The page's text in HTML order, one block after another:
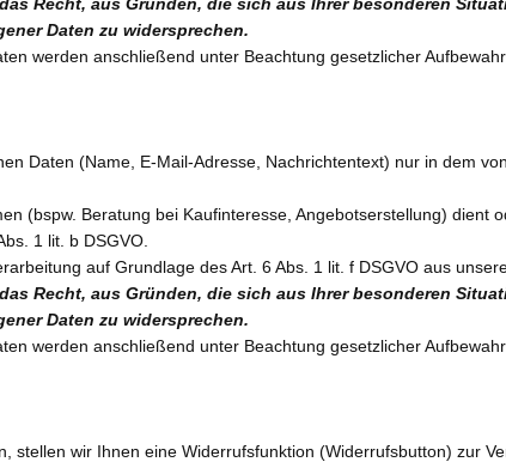
Daten zu widersprechen.
werden anschließend unter Beachtung gesetzlicher
Daten (Name, E-Mail-Adresse, Nachrichtentext) nur in dem
(bspw. Beratung bei Kaufinteresse, Angebotserstellung) dient
1 lit. b DSGVO.
auf Grundlage des Art. 6 Abs. 1 lit. f DSGVO aus
Recht, aus Gründen, die sich aus Ihrer besonderen
Daten zu widersprechen.
werden anschließend unter Beachtung gesetzlicher
wir Ihnen eine Widerrufsfunktion (Widerrufsbutton) zur